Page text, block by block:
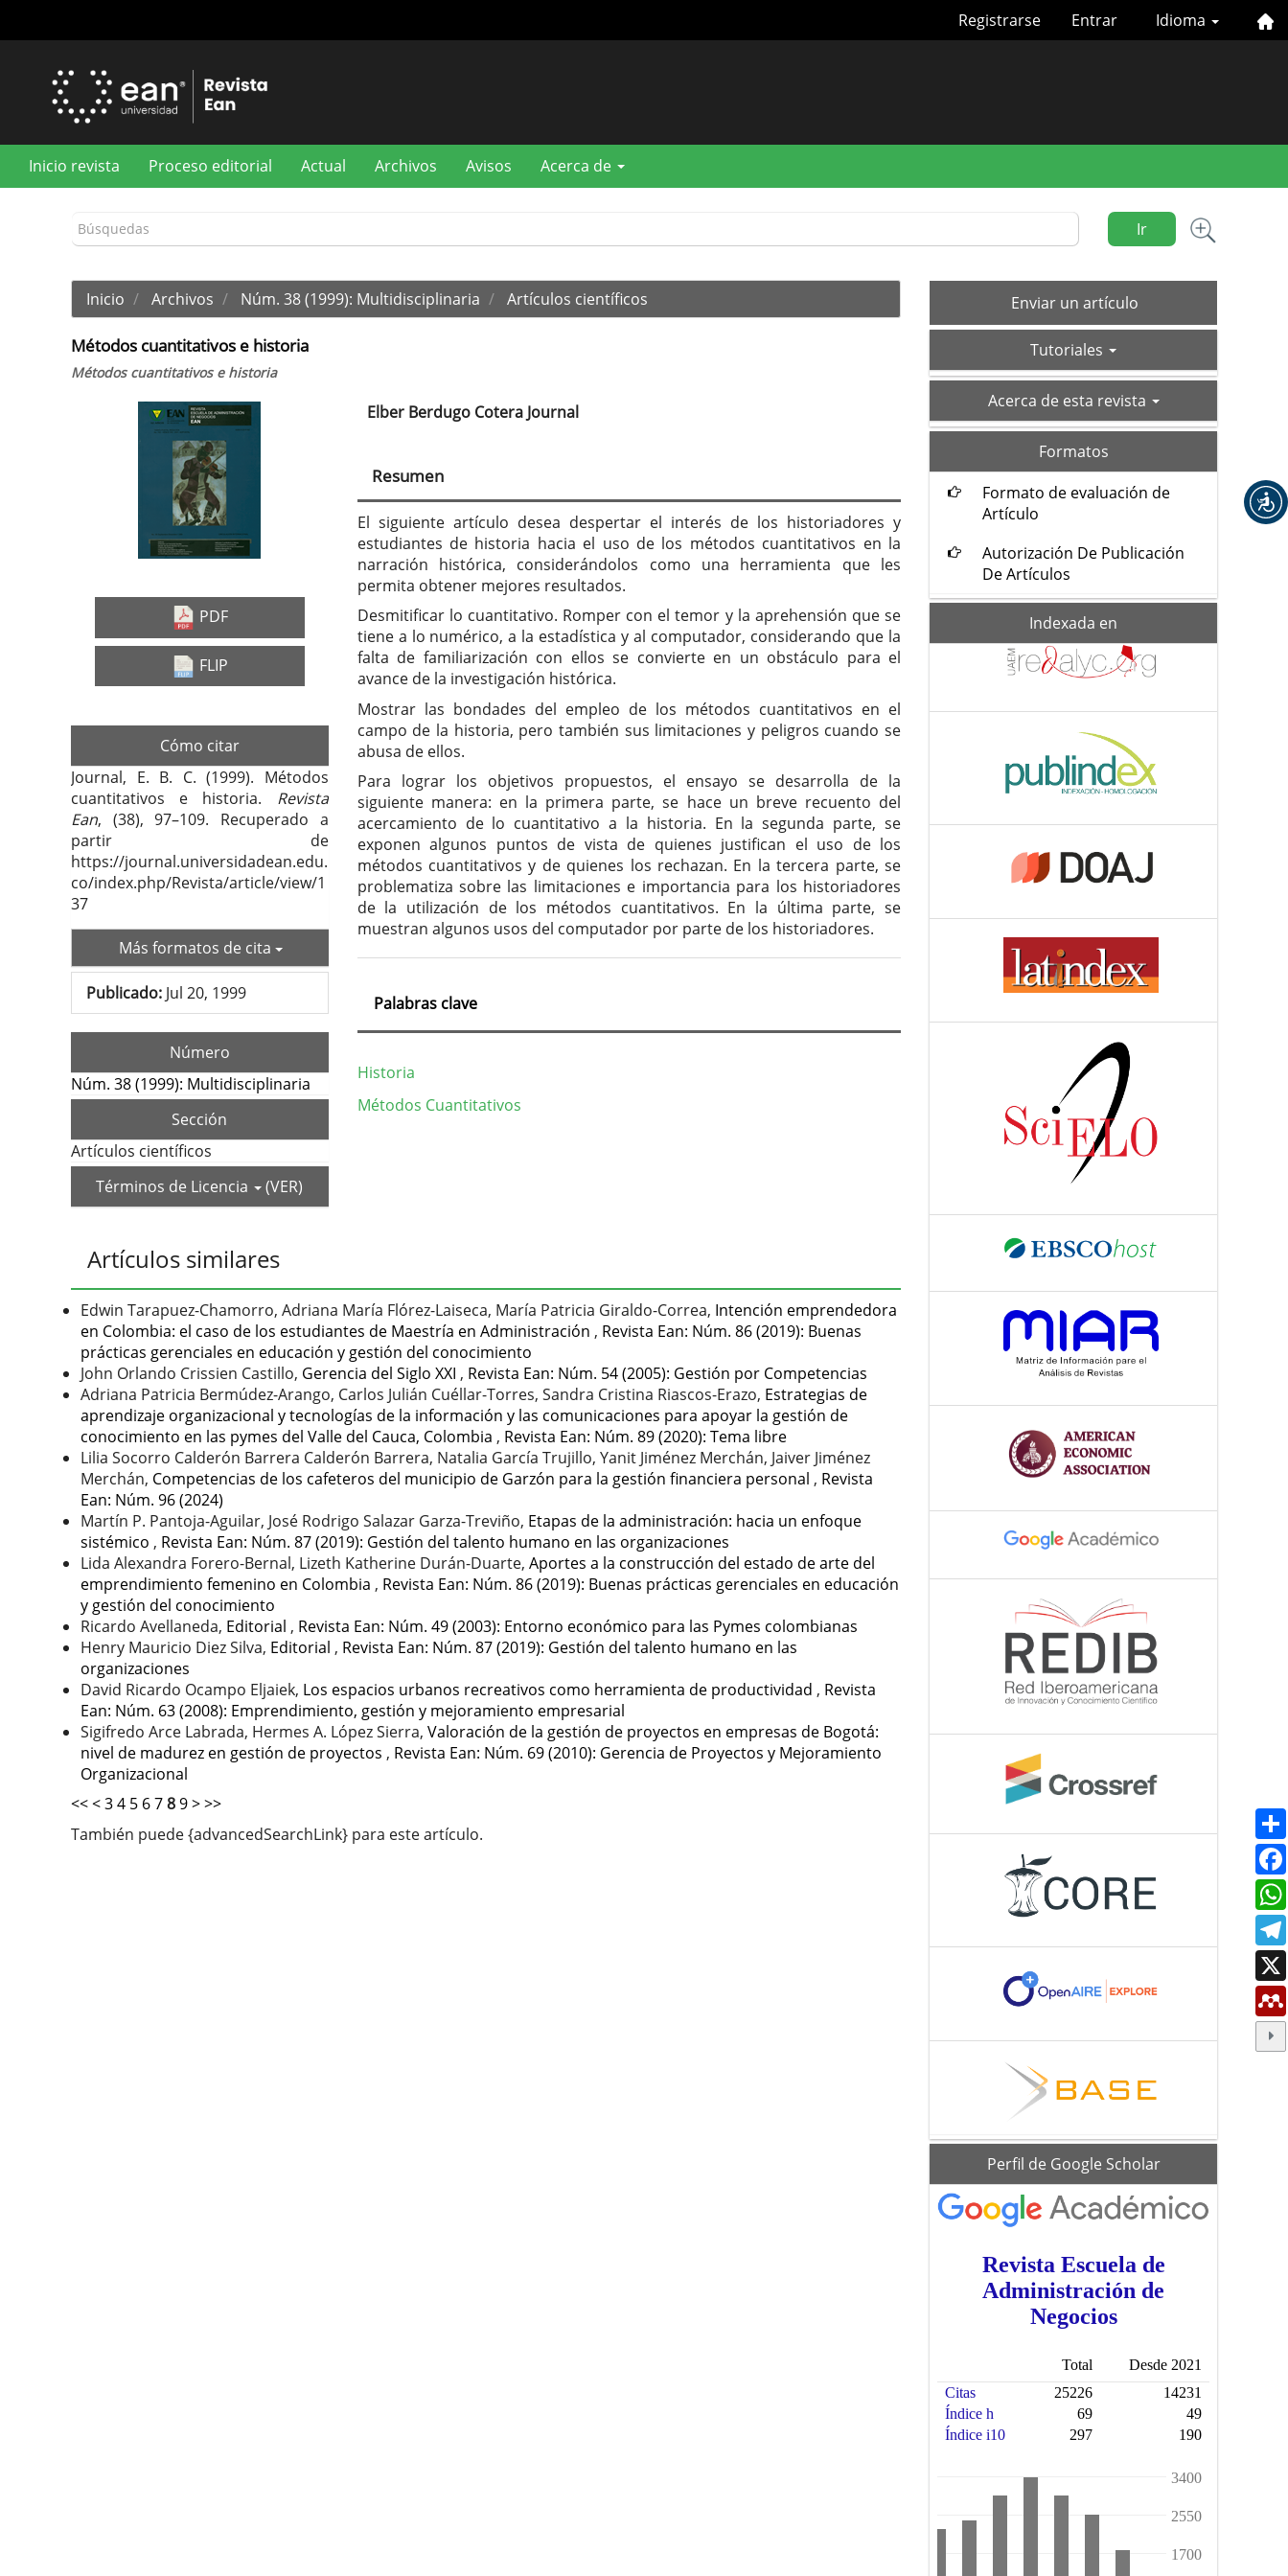
principal
Idioma
Registrarse Entrar
Inicio revista Proceso editorial Actual Archivos Avisos Acerca de
Ir
Inicio Archivos Núm. 38 (1999): Multidisciplinaria Artículos científicos
Métodos cuantitativos e historia
Métodos cuantitativos e historia
Barra
artículo
PDF
FLIP
Cómo citar
Journal, E. B. C. (1999). Métodos
cuantitativos e historia. Revista
Ean, (38), 97–109. Recuperado a
partir de
https://journal.universidadean.edu.
co/index.php/Revista/article/view/1
37
Más formatos de cita
Publicado: Jul 20, 1999
Número
Núm. 38 (1999): Multidisciplinaria
Sección
Artículos científicos
Términos de Licencia
(VER)
Contenido
principal
del
artículo
Elber Berdugo Cotera Journal
Resumen
El siguiente artículo desea despertar el interés de los historiadores y
estudiantes de historia hacia el uso de los métodos cuantitativos en la
narración histórica, considerándolos como una herramienta que les
permita obtener mejores resultados.
Desmitificar lo cuantitativo. Romper con el temor y la aprehensión que se
tiene a lo numérico, a la estadística y al computador, considerando que la
falta de familiarización con ellos se convierte en un obstáculo para el
avance de la investigación histórica.
Mostrar las bondades del empleo de los métodos cuantitativos en el
campo de la historia, pero también sus limitaciones y peligros cuando se
abusa de ellos.
Para lograr los objetivos propuestos, el ensayo se desarrolla de la
siguiente manera: en la primera parte, se hace un breve recuento del
acercamiento de lo cuantitativo a la historia. En la segunda parte, se
exponen algunos puntos de vista de quienes justifican el uso de los
métodos cuantitativos y de quienes los rechazan. En la tercera parte, se
problematiza sobre las limitaciones e importancia para los historiadores
de la utilización de los métodos cuantitativos. En la última parte, se
muestran algunos usos del computador por parte de los historiadores.
Palabras clave
Historia
Métodos Cuantitativos
Artículos similares
Edwin Tarapuez-Chamorro, Adriana María Flórez-Laiseca, María Patricia Giraldo-Correa, Intención emprendedora
en Colombia: el caso de los estudiantes de Maestría en Administración , Revista Ean: Núm. 86 (2019): Buenas
prácticas gerenciales en educación y gestión del conocimiento
John Orlando Crissien Castillo, Gerencia del Siglo XXI , Revista Ean: Núm. 54 (2005): Gestión por Competencias
Adriana Patricia Bermúdez-Arango, Carlos Julián Cuéllar-Torres, Sandra Cristina Riascos-Erazo, Estrategias de
aprendizaje organizacional y tecnologías de la información y las comunicaciones para apoyar la gestión de
conocimiento en las pymes del Valle del Cauca, Colombia , Revista Ean: Núm. 89 (2020): Tema libre
Lilia Socorro Calderón Barrera Calderón Barrera, Natalia García Trujillo, Yanit Jiménez Merchán, Jaiver Jiménez
Merchán, Competencias de los cafeteros del municipio de Garzón para la gestión financiera personal , Revista
Ean: Núm. 96 (2024)
Martín P. Pantoja-Aguilar, José Rodrigo Salazar Garza-Treviño, Etapas de la administración: hacia un enfoque
sistémico , Revista Ean: Núm. 87 (2019): Gestión del talento humano en las organizaciones
Lida Alexandra Forero-Bernal, Lizeth Katherine Durán-Duarte, Aportes a la construcción del estado de arte del
emprendimiento femenino en Colombia , Revista Ean: Núm. 86 (2019): Buenas prácticas gerenciales en educación
y gestión del conocimiento
Ricardo Avellaneda, Editorial , Revista Ean: Núm. 49 (2003): Entorno económico para las Pymes colombianas
Henry Mauricio Diez Silva, Editorial , Revista Ean: Núm. 87 (2019): Gestión del talento humano en las
organizaciones
David Ricardo Ocampo Eljaiek, Los espacios urbanos recreativos como herramienta de productividad , Revista
Ean: Núm. 63 (2008): Emprendimiento, gestión y mejoramiento empresarial
Sigifredo Arce Labrada, Hermes A. López Sierra, Valoración de la gestión de proyectos en empresas de Bogotá:
nivel de madurez en gestión de proyectos , Revista Ean: Núm. 69 (2010): Gerencia de Proyectos y Mejoramiento
Organizacional
<<<34 5 6789>>>
También puede {advancedSearchLink} para este artículo.
Enviar
un
Enviar un artículo
Tutoriales
acerca-Acerca de esta revista
Formatos
Formato de evaluación de
Artículo
Autorización De Publicación
De Artículos
Indexada en
scholarPerfil de Google Scholar